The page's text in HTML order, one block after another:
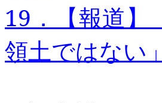
19 ．【報道
領土ではない」